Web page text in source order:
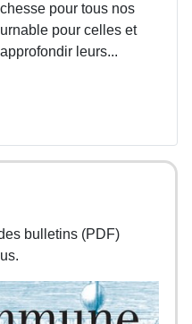
pour tous nos
pour celles et
leurs...
bulletins (PDF)